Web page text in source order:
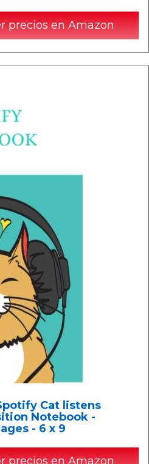
precios en Amazon
Cat listens
Notebook -
- 6 x 9
precios en Amazon